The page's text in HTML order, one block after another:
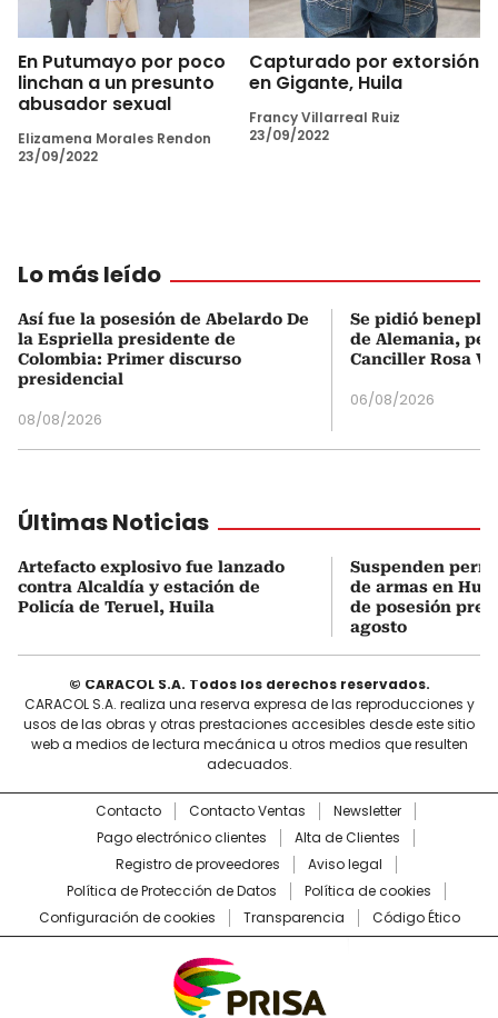
En Putumayo por poco
linchan a un presunto
abusador sexual
Elizamena Morales Rendon
23/09/2022
Capturado por extorsión
en Gigante, Huila
Francy Villarreal Ruiz
23/09/2022
Lo más leído
Así fue la posesión de Abelardo De
la Espriella presidente de
Colombia: Primer discurso
presidencial
08/08/2026
Se pidió
de Alemania,
Canciller Rosa
06/08/2026
Últimas Noticias
Artefacto explosivo fue lanzado
contra Alcaldía y estación de
Policía de Teruel, Huila
Suspenden
de armas en
de posesión
agosto
© CARACOL S.A. Todos los derechos reservados.
CARACOL S.A. realiza una reserva expresa de las reproducciones y
usos de las obras y otras prestaciones accesibles desde este sitio
web a medios de lectura mecánica u otros medios que resulten
adecuados.
Contacto Contacto Ventas
Newsletter
Pago electrónico clientes
Alta de Clientes
Registro de proveedores
Aviso legal
Política de Protección de Datos
Política de cookies
Configuración de cookies
Transparencia Código Ético